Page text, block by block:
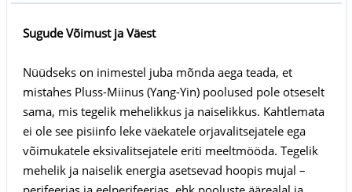
Sugude Võimust ja Väest
Nüüdseks on inimestel juba mõnda aega teada, et
mistahes Pluss-Miinus (Yang-Yin) poolused pole otseselt
sama, mis tegelik mehelikkus ja naiselikkus. Kahtlemata
ei ole see pisiinfo leke väekatele orjavalitsejatele ega
võimukatele eksivalitsejatele eriti meeltmööda. Tegelik
mehelik ja naiselik energia asetsevad hoopis mujal –